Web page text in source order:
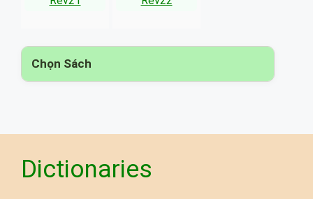
Chọn Sách
Dictionaries